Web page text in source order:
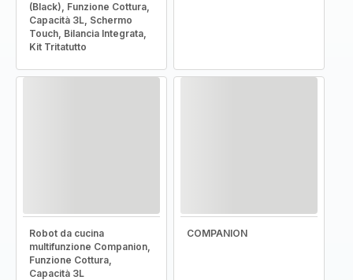
(Black), Funzione Cottura,
Capacità 3L, Schermo
Touch, Bilancia Integrata,
Kit Tritatutto
Robot da cucina
multifunzione Companion,
Funzione Cottura,
Capacità 3L
COMPANION